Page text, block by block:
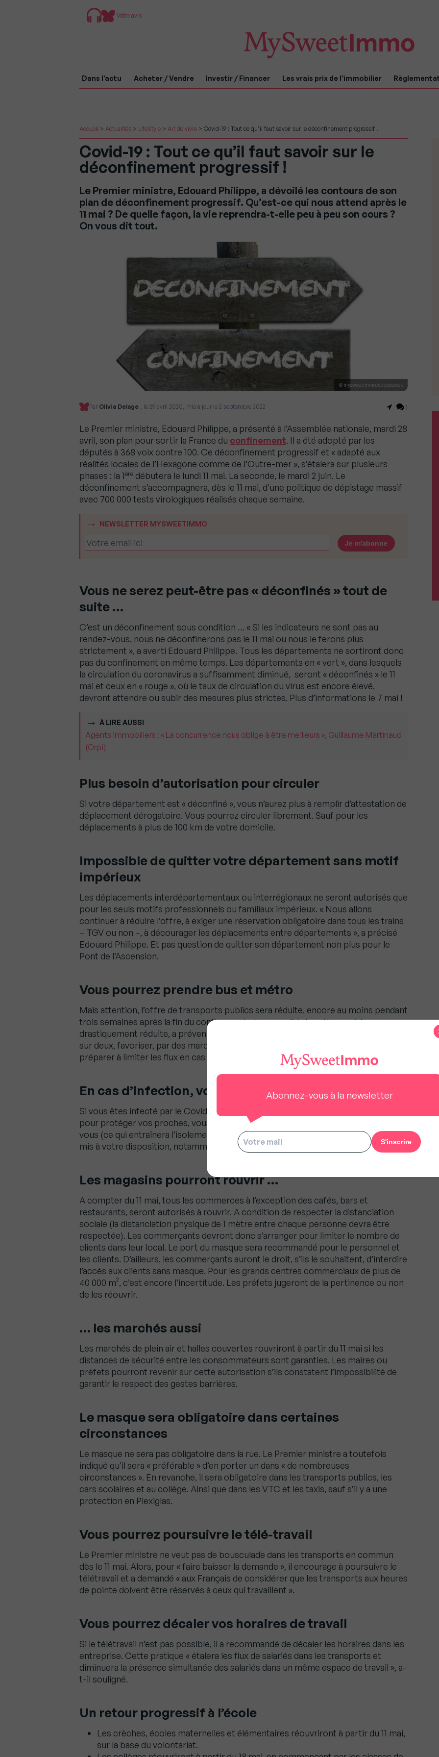
Votre avis
Dans l’actu Acheter / Vendre Investir / Financer Les vrais prix de l’immobilier
Accueil > Actualités > LifeStyle > Art de vivre > Covid-19 : Tout ce qu’il faut savoir sur le déconfinement progressif !
Covid-19 : Tout ce qu’il faut savoir sur le
déconfinement progressif !
Le Premier ministre, Edouard Philippe, a dévoilé les contours de son
plan de déconfinement progressif. Qu’est-ce qui nous attend après le
11 mai ? De quelle façon, la vie reprendra-t-elle peu à peu son cours ?
On vous dit tout.
© mysweetimmo/adobestock
Par Olivia Delage , le 29 avril 2020, mis à jour le 2 septembre 2022 1
Le Premier ministre, Edouard Philippe, a présenté à l’Assemblée nationale, mardi 28
avril, son plan pour sortir la France du confinement. Il a été adopté par les
députés à 368 voix contre 100. Ce déconfinement progressif et « adapté aux
réalités locales de l’Hexagone comme de l’Outre-mer », s’étalera sur plusieurs
phases : la 1ère débutera le lundi 11 mai. La seconde, le mardi 2 juin. Le
déconfinement s’accompagnera, dès le 11 mai, d’une politique de dépistage massif
avec 700 000 tests virologiques réalisés chaque semaine.
NEWSLETTER MYSWEETIMMO
Vous ne serez peut-être pas « déconfinés » tout de
suite …
C’est un déconfinement sous condition … « Si les indicateurs ne sont pas au
rendez-vous, nous ne déconfinerons pas le 11 mai ou nous le ferons plus
strictement », a averti Edouard Philippe. Tous les départements ne sortiront donc
pas du confinement en même temps. Les départements en « vert », dans lesquels
la circulation du coronavirus a suffisamment diminué, seront « déconfinés » le 11
mai et ceux en « rouge », où le taux de circulation du virus est encore élevé,
devront attendre ou subir des mesures plus strictes. Plus d’informations le 7 mai !
À LIRE AUSSI
Agents immobiliers : « La concurrence nous oblige à être meilleurs », Guillaume Martinaud
(Orpi)
Plus besoin d’autorisation pour circuler
Si votre département est « déconfiné », vous n’aurez plus à remplir d’attestation de
déplacement dérogatoire. Vous pourrez circuler librement. Sauf pour les
déplacements à plus de 100 km de votre domicile.
Impossible de quitter votre département sans motif
impérieux
Les déplacements interdépartementaux ou interrégionaux ne seront autorisés que
pour les seuls motifs professionnels ou familiaux impérieux. « Nous allons
continuer à réduire l’offre, à exiger une réservation obligatoire dans tous les trains
– TGV ou non –, à décourager les déplacements entre départements », a précisé
Edouard Philippe. Et pas question de quitter son département non plus pour le
Pont de l’Ascension.
Vous pourrez prendre bus et métro
Mais attention, l’offre de transports publics sera réduite, encore au moins pendant
trois semaines après la fin du confinement. «La capacité du métro parisien sera
drastiquement réduite, a prévenu Edouard philippe. Il faudra condamner un siège
sur deux, favoriser, par des marquages au sol la bonne répartition sur les quais, se
préparer à limiter les flux en cas d’affluence.»
En cas d’infection, vous devrez vous isoler
Si vous êtes infecté par le Covid-19, pour casser les chaînes de transmission, et
pour protéger vos proches, vous devrez vous isoler. Vous choisirez de rester chez
vous (ce qui entraînera l’isolement de tout le foyer pour 14 jours) ou dans un lieu
mis à votre disposition, notamment les hôtels réquisitionnés.
Les magasins pourront rouvrir …
A compter du 11 mai, tous les commerces à l’exception des cafés, bars et
restaurants, seront autorisés à rouvrir. A condition de respecter la distanciation
sociale (la distanciation physique de 1 mètre entre chaque personne devra être
respectée). Les commerçants devront donc s’arranger pour limiter le nombre de
clients dans leur local. Le port du masque sera recommandé pour le personnel et
les clients. D’ailleurs, les commerçants auront le droit, s’ils le souhaitent, d’interdire
l’accès aux clients sans masque. Pour les grands centres commerciaux de plus de
40 000 m², c’est encore l’incertitude. Les préfets jugeront de la pertinence ou non
de les réouvrir.
… les marchés aussi
Les marchés de plein air et halles couvertes rouvriront à partir du 11 mai si les
distances de sécurité entre les consommateurs sont garanties. Les maires ou
préfets pourront revenir sur cette autorisation s’ils constatent l’impossibilité de
garantir le respect des gestes barrières.
Le masque sera obligatoire dans certaines
circonstances
Le masque ne sera pas obligatoire dans la rue. Le Premier ministre a toutefois
indiqué qu’il sera « préférable » d’en porter un dans « de nombreuses
circonstances ». En revanche, il sera obligatoire dans les transports publics, les
cars scolaires et au collège. Ainsi que dans les VTC et les taxis, sauf s’il y a une
protection en Plexiglas.
Vous pourrez poursuivre le télé-travail
Le Premier ministre ne veut pas de bousculade dans les transports en commun
dès le 11 mai. Alors, pour « faire baisser la demande », il encourage à poursuivre le
télétravail et a demandé « aux Français de considérer que les transports aux heures
de pointe doivent être réservés à ceux qui travaillent ».
Vous pourrez décaler vos horaires de travail
Si le télétravail n’est pas possible, il a recommandé de décaler les horaires dans les
entreprise. Cette pratique « étalera les flux de salariés dans les transports et
diminuera la présence simultanée des salariés dans un même espace de travail », a-
t-il souligné.
Un retour progressif à l’école
Les crèches, écoles maternelles et élémentaires réouvriront à partir du 11 mai,
sur la base du volontariat.
Abonnez-vous à la newsletter